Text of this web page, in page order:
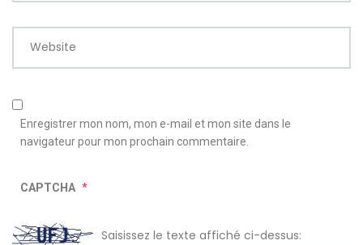
Website
Enregistrer mon nom, mon e-mail et mon site dans le
navigateur pour mon prochain commentaire.
CAPTCHA *
Saisissez le texte affiché ci-dessus: